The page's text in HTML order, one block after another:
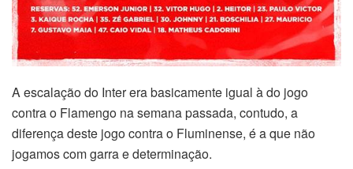
A escalação do Inter era basicamente igual à do jogo
contra o Flamengo na semana passada, contudo, a
diferença deste jogo contra o Fluminense, é a que não
jogamos com garra e determinação.